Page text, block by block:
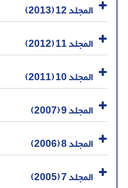
المجلد 12 (2013)
المجلد 11 (2012)
المجلد 10 (2011)
المجلد 9 (2007)
المجلد 8 (2006)
المجلد 7 (2005)